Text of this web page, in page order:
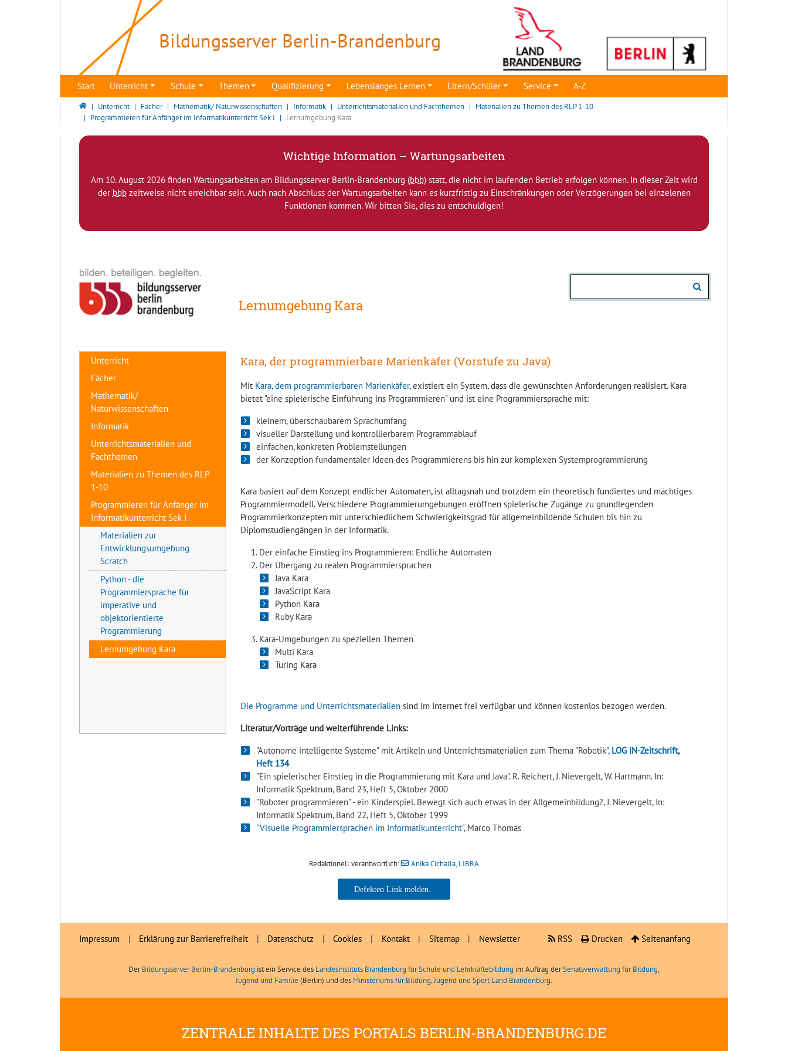
Bildungsserver Berlin-Brandenburg
Start Unterricht Schule Themen Qualifizierung Lebenslanges Lernen Eltern/Schüler Service A-Z
Bildungsserver Berlin - Brandenburg
Unterricht Fächer Mathematik/ Naturwissenschaften Informatik Unterrichtsmaterialien und Fachthemen
Materialien zu Themen des RLP 1-10
Programmieren für Anfänger im Informatikunterricht Sek I
Lernumgebung Kara
Wichtige Information – Wartungsarbeiten
Am 10. August 2026 finden Wartungsarbeiten am Bildungsserver Berlin-Brandenburg (bbb) statt, die nicht im laufenden Betrieb erfolgen können. In dieser Zeit wird
der bbbzeitweise nicht erreichbar sein. Auch nach Abschluss der Wartungsarbeiten kann es kurzfristig zu Einschränkungen oder Verzögerungen bei einzelenen
Funktionen kommen. Wir bitten Sie, dies zu entschuldigen!
Lernumgebung Kara
Kara, der programmierbare Marienkäfer (Vorstufe zu Java)
Mit Kara, dem programmierbaren Marienkäfer, existiert ein System, dass die gewünschten Anforderungen realisiert. Kara
bietet "eine spielerische Einführung ins Programmieren" und ist eine Programmiersprache mit:
kleinem, überschaubarem Sprachumfang
visueller Darstellung und kontrollierbarem Programmablauf
einfachen, konkreten Problemstellungen
der Konzeption fundamentaler Ideen des Programmierens bis hin zur komplexen Systemprogrammierung
Kara basiert auf dem Konzept endlicher Automaten, ist alltagsnah und trotzdem ein theoretisch fundiertes und mächtiges
Programmiermodell. Verschiedene Programmierumgebungen eröffnen spielerische Zugänge zu grundlegenden
Programmierkonzepten mit unterschiedlichem Schwierigkeitsgrad für allgemeinbildende Schulen bis hin zu
Diplomstudiengängen in der Informatik.
Der einfache Einstieg ins Programmieren: Endliche Automaten
Der Übergang zu realen Programmiersprachen
Java Kara
JavaScript Kara
Python Kara
Ruby Kara
Kara-Umgebungen zu speziellen Themen
Multi Kara
Turing Kara
Die Programme und Unterrichtsmaterialien sind im Internet frei verfügbar und können kostenlos bezogen werden.
Literatur/Vorträge und weiterführende Links:
"Autonome intelligente Systeme" mit Artikeln und Unterrichtsmaterialien zum Thema "Robotik", LOG IN-Zeitschrift,
Heft 134
"Ein spielerischer Einstieg in die Programmierung mit Kara und Java". R. Reichert, J. Nievergelt, W. Hartmann. In:
Informatik Spektrum, Band 23, Heft 5, Oktober 2000
"Roboter programmieren" - ein Kinderspiel. Bewegt sich auch etwas in der Allgemeinbildung?, J. Nievergelt, In:
Informatik Spektrum, Band 22, Heft 5, Oktober 1999
"Visuelle Programmiersprachen im Informatikunterricht", Marco Thomas
Unterricht
Fächer
Mathematik/
Naturwissenschaften
Informatik
Unterrichtsmaterialien und
Fachthemen
Materialien zu Themen des RLP
1-10
Programmieren für Anfänger im
Informatikunterricht Sek I
Materialien zur
Entwicklungsumgebung
Scratch
Python - die
Programmiersprache für
imperative und
objektorientierte
Programmierung
Lernumgebung Kara
Redaktionell verantwortlich: Anika Cichalla, LIBRA
Anika Cichalla, LIBRA
Impressum | Erklärung zur Barrierefreiheit | Datenschutz | Cookies | Kontakt | Sitemap | Newsletter RSS Drucken Seitenanfang
DerBildungsserver Berlin-Brandenburg ist ein Service des Landesinstituts Brandenburg für Schule und Lehrkräftebildung im Auftrag derSenatsverwaltung für Bildung,
Jugend und Familie (Berlin) und des Ministeriums für Bildung, Jugend und Sport Land Brandenburg.
ZENTRALE INHALTE DES PORTALS BERLIN-BRANDENBURG.DE